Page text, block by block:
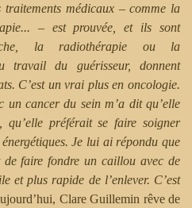
traitements médicaux – comme la
– est prouvée, et ils sont
la radiothérapie ou la
travail du guérisseur, donnent
C’est un vrai plus en oncologie.
un cancer du sein m’a dit qu’elle
préférait se faire soigner
Je lui ai répondu que
de faire fondre un caillou avec de
et plus rapide de l’enlever. C’est
Clare Guillemin rêve de